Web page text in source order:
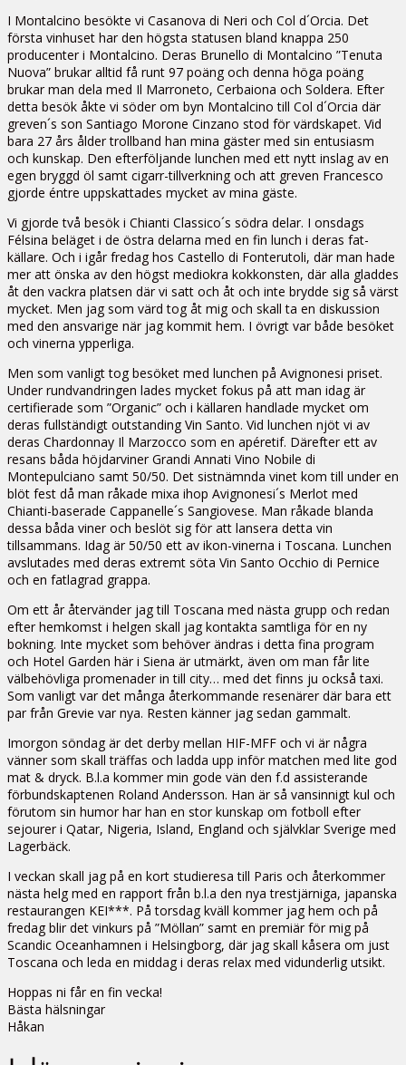
I Montalcino besökte vi Casanova di Neri och Col d´Orcia. Det
första vinhuset har den högsta statusen bland knappa 250
producenter i Montalcino. Deras Brunello di Montalcino ”Tenuta
Nuova” brukar alltid få runt 97 poäng och denna höga poäng
brukar man dela med Il Marroneto, Cerbaiona och Soldera. Efter
detta besök åkte vi söder om byn Montalcino till Col d´Orcia där
greven´s son Santiago Morone Cinzano stod för värdskapet. Vid
bara 27 års ålder trollband han mina gäster med sin entusiasm
och kunskap. Den efterföljande lunchen med ett nytt inslag av en
egen bryggd öl samt cigarr-tillverkning och att greven Francesco
gjorde éntre uppskattades mycket av mina gäste.
Vi gjorde två besök i Chianti Classico´s södra delar. I onsdags
Félsina beläget i de östra delarna med en fin lunch i deras fat-
källare. Och i igår fredag hos Castello di Fonterutoli, där man hade
mer att önska av den högst mediokra kokkonsten, där alla gladdes
åt den vackra platsen där vi satt och åt och inte brydde sig så värst
mycket. Men jag som värd tog åt mig och skall ta en diskussion
med den ansvarige när jag kommit hem. I övrigt var både besöket
och vinerna ypperliga.
Men som vanligt tog besöket med lunchen på Avignonesi priset.
Under rundvandringen lades mycket fokus på att man idag är
certifierade som ”Organic” och i källaren handlade mycket om
deras fullständigt outstanding Vin Santo. Vid lunchen njöt vi av
deras Chardonnay Il Marzocco som en apéretif. Därefter ett av
resans båda höjdarviner Grandi Annati Vino Nobile di
Montepulciano samt 50/50. Det sistnämnda vinet kom till under en
blöt fest då man råkade mixa ihop Avignonesi´s Merlot med
Chianti-baserade Cappanelle´s Sangiovese. Man råkade blanda
dessa båda viner och beslöt sig för att lansera detta vin
tillsammans. Idag är 50/50 ett av ikon-vinerna i Toscana. Lunchen
avslutades med deras extremt söta Vin Santo Occhio di Pernice
och en fatlagrad grappa.
Om ett år återvänder jag till Toscana med nästa grupp och redan
efter hemkomst i helgen skall jag kontakta samtliga för en ny
bokning. Inte mycket som behöver ändras i detta fina program
och Hotel Garden här i Siena är utmärkt, även om man får lite
välbehövliga promenader in till city… med det finns ju också taxi.
Som vanligt var det många återkommande resenärer där bara ett
par från Grevie var nya. Resten känner jag sedan gammalt.
Imorgon söndag är det derby mellan HIF-MFF och vi är några
vänner som skall träffas och ladda upp inför matchen med lite god
mat & dryck. B.l.a kommer min gode vän den f.d assisterande
förbundskaptenen Roland Andersson. Han är så vansinnigt kul och
förutom sin humor har han en stor kunskap om fotboll efter
sejourer i Qatar, Nigeria, Island, England och självklar Sverige med
Lagerbäck.
I veckan skall jag på en kort studieresa till Paris och återkommer
nästa helg med en rapport från b.l.a den nya trestjärniga, japanska
restaurangen KEI***. På torsdag kväll kommer jag hem och på
fredag blir det vinkurs på ”Möllan” samt en premiär för mig på
Scandic Oceanhamnen i Helsingborg, där jag skall kåsera om just
Toscana och leda en middag i deras relax med vidunderlig utsikt.
Hoppas ni får en fin vecka!
Bästa hälsningar
Håkan